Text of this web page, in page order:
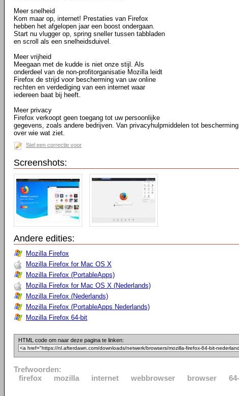
Meer snelheid
Kom maar op, internet! Prestaties van Firefox
hebben het afgelopen jaar een boost ondergaan.
Start nu vlugger op, spring sneller tussen tabbladen
en scroll als een snelheidsduivel.
Meer vrijheid
Meegaan met de kudde is niet onze stijl. Als
onderdeel van de non-profitorganisatie Mozilla leidt
Firefox de strijd voor bescherming van uw online
rechten en verdediging van een internet waar
iedereen baat bij heeft.
Meer privacy
Firefox verkoopt geen toegang tot uw persoonlijke
gegevens, zoals andere bedrijven. Van privacyhulpmiddelen tot
over wie wat ziet.
Stel een correctie voor
Screenshots:
Andere edities:
Mozilla Firefox
Mozilla Firefox for Mac OS X
Mozilla Firefox (PortableApps)
Mozilla Firefox for Mac OS X (Nederlands)
Mozilla Firefox (Nederlands)
Mozilla Firefox (PortableApps Nederlands)
Mozilla Firefox 64-bit
HTML code om naar deze pagina te linken:
Trefwoorden:
firefox
mozilla internet webbrowser browser